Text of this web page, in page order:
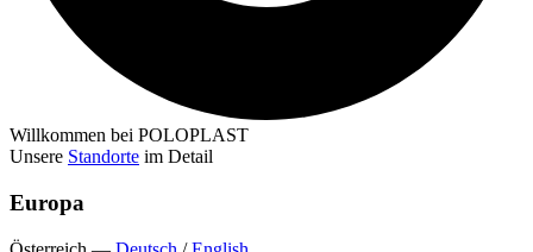
Willkommen bei POLOPLAST
Unsere Standorte im Detail
Europa